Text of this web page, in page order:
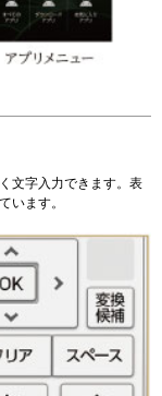
文字入力できます。表
います。